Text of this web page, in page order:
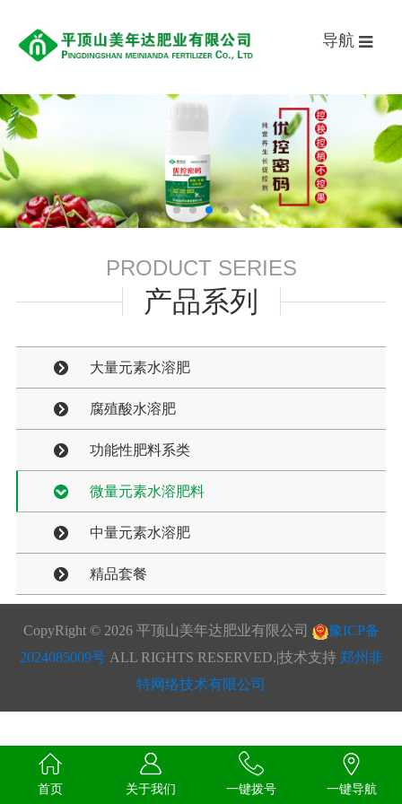
导航
PRODUCT SERIES
产品系列
大量元素水溶肥
腐殖酸水溶肥
功能性肥料系类
微量元素水溶肥料
中量元素水溶肥
精品套餐
CopyRight © 2026 平顶山美年达肥业有限公司
豫ICP备
2024085009号ALL RIGHTS RESERVED.|技术支持郑州非
特网络技术有限公司
首页 关于我们 一键拨号 一键导航